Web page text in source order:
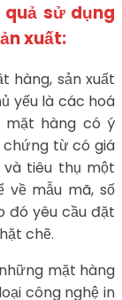
sử dụng
xuất:
hàng, sản xuất
yếu là các hoá
mặt hàng có ý
chứng từ có giá
tiêu thụ một
về mẫu mã, số
đó yêu cầu đặt
chẽ.
mặt hàng
công nghệ in